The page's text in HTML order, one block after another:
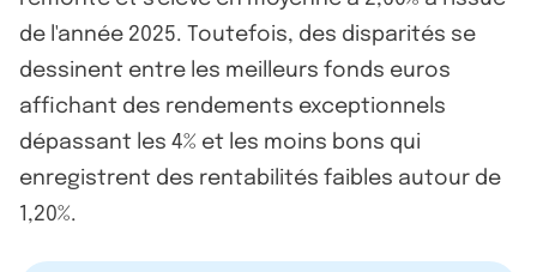
de l'année 2025. Toutefois, des disparités se
dessinent entre les meilleurs fonds euros
affichant des rendements exceptionnels
dépassant les 4% et les moins bons qui
enregistrent des rentabilités faibles autour de
1,20%.